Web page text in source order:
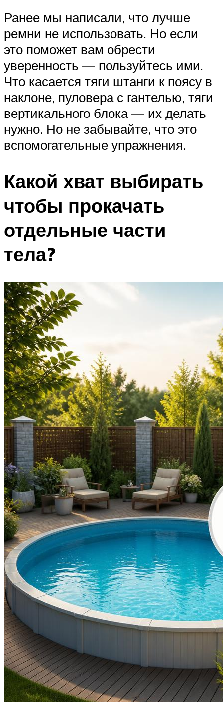
Ранее мы написали, что лучше
ремни не использовать. Но если
это поможет вам обрести
уверенность — пользуйтесь ими.
Что касается тяги штанги к поясу в
наклоне, пуловера с гантелью, тяги
вертикального блока — их делать
нужно. Но не забывайте, что это
вспомогательные упражнения.
Какой хват выбирать
чтобы прокачать
отдельные части
тела?